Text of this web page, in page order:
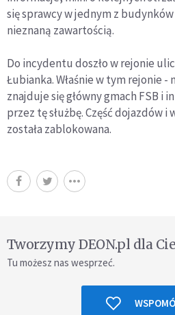
się sprawcy w jednym z
nieznaną zawartością.
Do incydentu doszło w rejonie
Łubianka. Właśnie w tym rejonie -
znajduje się główny gmach FSB i
przez tę służbę. Część dojazdów i
została zablokowana.
Tworzymy DEON.pl dla
Tu możesz nas wesprzeć.